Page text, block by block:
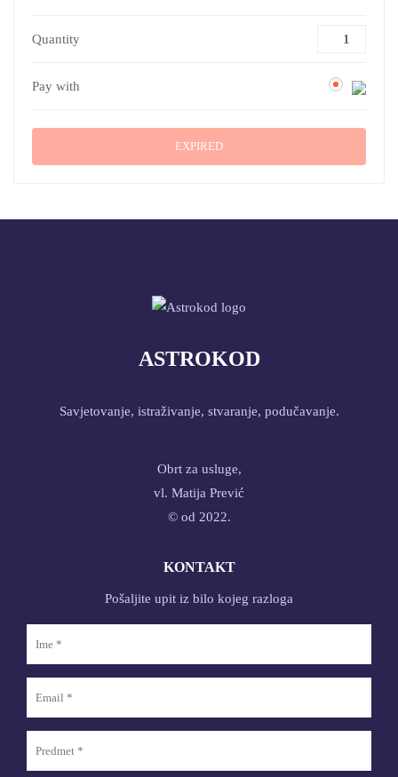
Quantity
Pay with
EXPIRED
ASTROKOD
Savjetovanje, istraživanje, stvaranje, podučavanje.
Obrt za usluge,
vl. Matija Prević
© od 2022.
KONTAKT
Pošaljite upit iz bilo kojeg razloga